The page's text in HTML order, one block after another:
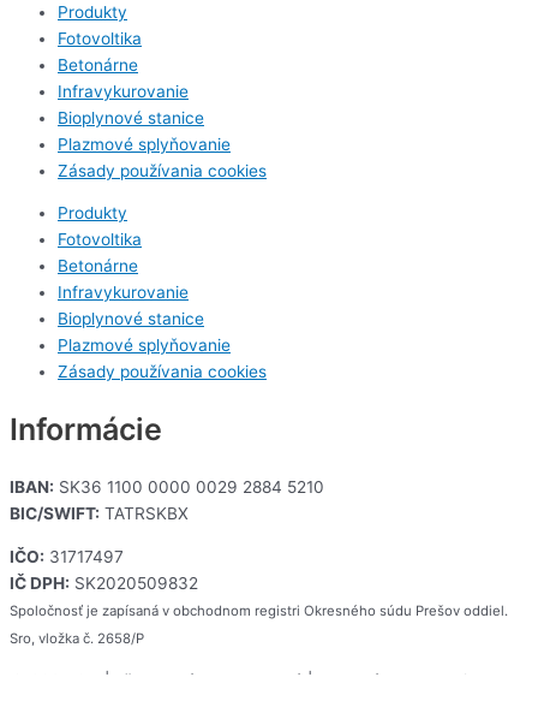
Produkty
Fotovoltika
Betonárne
Infravykurovanie
Bioplynové stanice
Plazmové splyňovanie
Zásady používania cookies
Produkty
Fotovoltika
Betonárne
Infravykurovanie
Bioplynové stanice
Plazmové splyňovanie
Zásady používania cookies
Informácie
IBAN: SK36 1100 0000 0029 2884 5210
BIC/SWIFT: TATRSKBX
IČO: 31717497
IČ DPH: SK2020509832
Spoločnosť je zapísaná v obchodnom registri Okresného súdu Prešov oddiel.
Sro, vložka č. 2658/P
© 2025 Qel | Všetky práva vyhradené | Webstránku vytvorilo